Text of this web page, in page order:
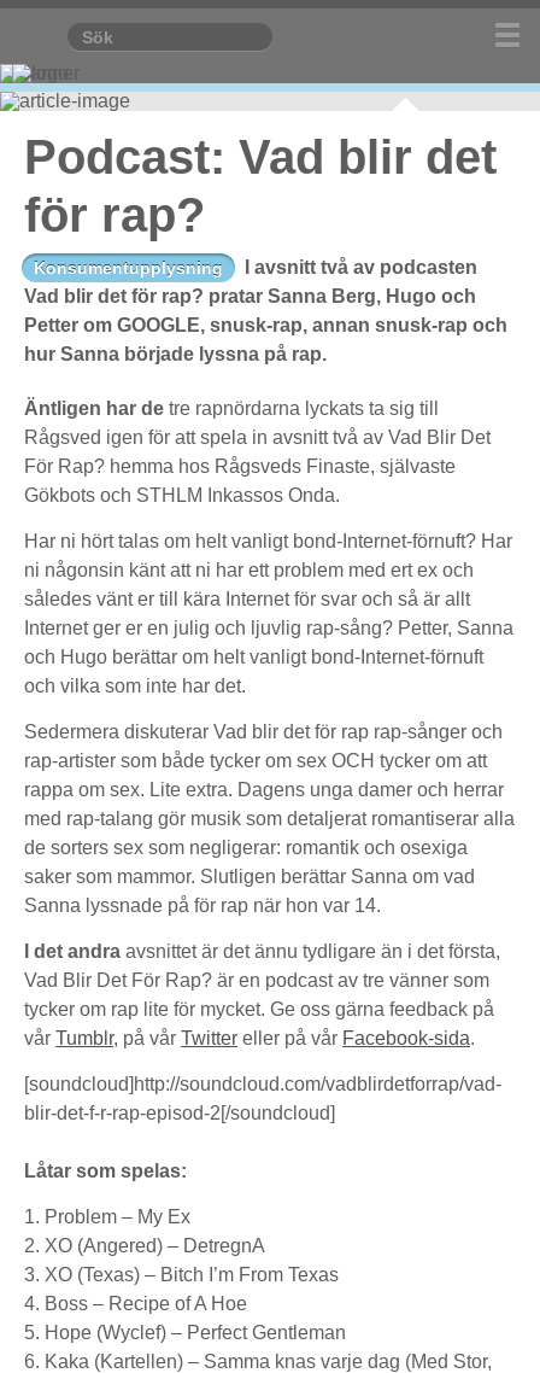
Podcast: Vad blir det
för rap?
Konsumentupplysning
I avsnitt två av podcasten
Vad blir det för rap? pratar Sanna Berg, Hugo och
Petter om GOOGLE, snusk-rap, annan snusk-rap och
hur Sanna började lyssna på rap.
Äntligen har de tre rapnördarna lyckats ta sig till
Rågsved igen för att spela in avsnitt två av Vad Blir Det
För Rap? hemma hos Rågsveds Finaste, självaste
Gökbots och STHLM Inkassos Onda.
Har ni hört talas om helt vanligt bond-Internet-förnuft? Har
ni någonsin känt att ni har ett problem med ert ex och
således vänt er till kära Internet för svar och så är allt
Internet ger er en julig och ljuvlig rap-sång? Petter, Sanna
och Hugo berättar om helt vanligt bond-Internet-förnuft
och vilka som inte har det.
Sedermera diskuterar Vad blir det för rap rap-sånger och
rap-artister som både tycker om sex OCH tycker om att
rappa om sex. Lite extra. Dagens unga damer och herrar
med rap-talang gör musik som detaljerat romantiserar alla
de sorters sex som negligerar: romantik och osexiga
saker som mammor. Slutligen berättar Sanna om vad
Sanna lyssnade på för rap när hon var 14.
I det andra avsnittet är det ännu tydligare än i det första,
Vad Blir Det För Rap? är en podcast av tre vänner som
tycker om rap lite för mycket. Ge oss gärna feedback på
vår Tumblr, på vår Twitter eller på vår Facebook-sida.
[soundcloud]http://soundcloud.com/vadblirdetforrap/vad-
blir-det-f-r-rap-episod-2[/soundcloud]
Låtar som spelas:
1. Problem – My Ex
2. XO (Angered) – DetregnA
3. XO (Texas) – Bitch I’m From Texas
4. Boss – Recipe of A Hoe
5. Hope (Wyclef) – Perfect Gentleman
6. Kaka (Kartellen) – Samma knas varje dag (Med Stor,